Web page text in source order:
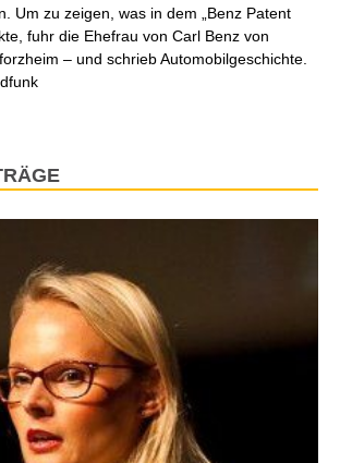
Um zu zeigen, was in dem „Benz Patent
fuhr die Ehefrau von Carl Benz von
– und schrieb Automobilgeschichte.